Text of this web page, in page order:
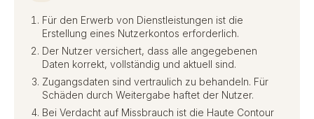
Für den Erwerb von Dienstleistungen ist die
Erstellung eines Nutzerkontos erforderlich.
Der Nutzer versichert, dass alle angegebenen
Daten korrekt, vollständig und aktuell sind.
Zugangsdaten sind vertraulich zu behandeln. Für
Schäden durch Weitergabe haftet der Nutzer.
Bei Verdacht auf Missbrauch ist die Haute Contour